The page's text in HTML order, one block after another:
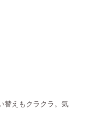
替えもクラクラ。気